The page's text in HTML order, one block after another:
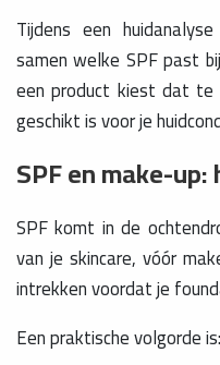
Tijdens een
samen welke SPF past
een product kiest dat
geschikt is voor je
SPF en make-
SPF komt in de
van je skincare, vóór
intrekken voordat je
Een praktische volgorde is: